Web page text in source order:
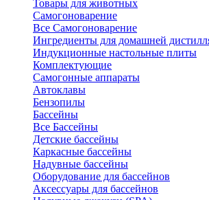
Товары для животных
Самогоноварение
Все Самогоноварение
Ингредиенты для домашней
Индукционные настольные плиты
Комплектующие
Самогонные аппараты
Автоклавы
Бензопилы
Бассейны
Все Бассейны
Детские бассейны
Каркасные бассейны
Надувные бассейны
Оборудование для бассейнов
Аксессуары для бассейнов